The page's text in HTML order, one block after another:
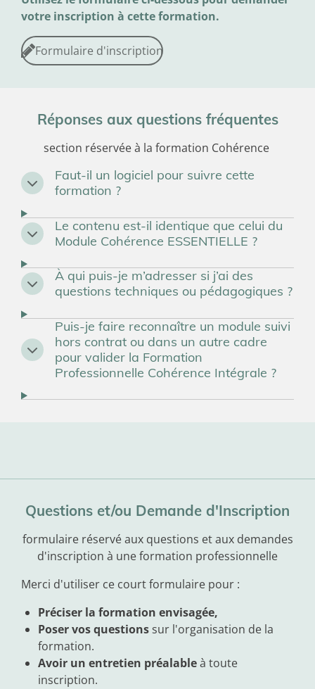
votre inscription à cette formation.
Formulaire d'inscription
Réponses aux questions fréquentes
section réservée à la formation Cohérence
Faut-il un logiciel pour suivre cette
formation ?
Le contenu est-il identique que celui du
Module Cohérence ESSENTIELLE ?
À qui puis-je m’adresser si j’ai des
questions techniques ou pédagogiques ?
Puis-je faire reconnaître un module suivi
hors contrat ou dans un autre cadre
pour valider la Formation
Professionnelle Cohérence Intégrale ?
Questions et/ou Demande d'Inscription
formulaire réservé aux questions et aux demandes
d'inscription à une formation professionnelle
Merci d'utiliser ce court formulaire pour :
Préciser la formation envisagée,
Poser vos questions sur l'organisation de la
formation.
Avoir un entretien préalableà toute
inscription.